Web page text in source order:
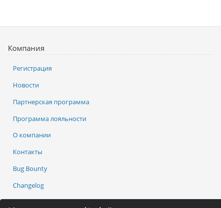
Компания
Регистрация
Новости
Партнерская программа
Программа лояльности
О компании
Контакты
Bug Bounty
Changelog